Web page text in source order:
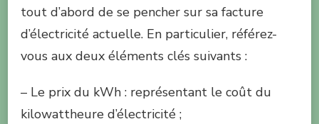
tout d’abord de se pencher sur sa facture
d’électricité actuelle. En particulier, référez-
vous aux deux éléments clés suivants :
– Le prix du kWh : représentant le coût du
kilowattheure d’électricité ;